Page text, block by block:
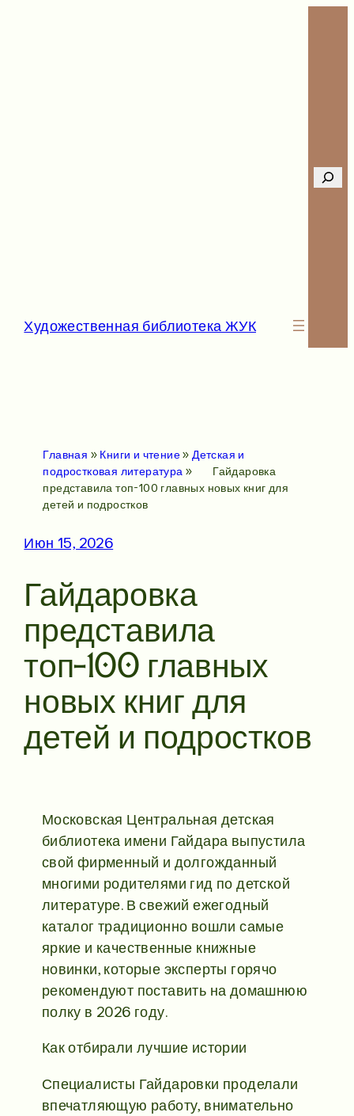
Художественная библиотека ЖУК
Главная » Книги и чтение» Детская и
подростковая литература »
Гайдаровка
представила топ-100 главных новых книг для
детей и подростков
Июн 15, 2026
Гайдаровка
представила
топ-100 главных
новых книг для
детей и подростков
Московская Центральная детская
библиотека имени Гайдара выпустила
свой фирменный и долгожданный
многими родителями гид по детской
литературе. В свежий ежегодный
каталог традиционно вошли самые
яркие и качественные книжные
новинки, которые эксперты горячо
рекомендуют поставить на домашнюю
полку в 2026 году.
Как отбирали лучшие истории
Специалисты Гайдаровки проделали
впечатляющую работу, внимательно